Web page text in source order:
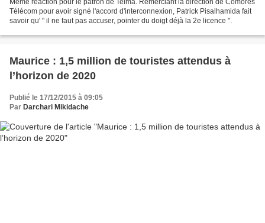
Télécom pour avoir signé l'accord d'interconnexion, Patrick Pisalhamida fait
savoir qu' " il ne faut pas accuser, pointer du doigt déjà la 2e licence ".
Maurice : 1,5 million de touristes attendus à
l’horizon de 2020
Publié le 17/12/2015 à 09:05
Par Darchari Mikidache